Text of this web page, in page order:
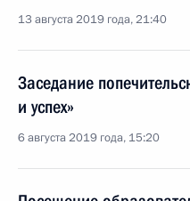
13 августа 2019 года, 21:40
Заседание
и успех»
6 августа 2019 года, 15:20